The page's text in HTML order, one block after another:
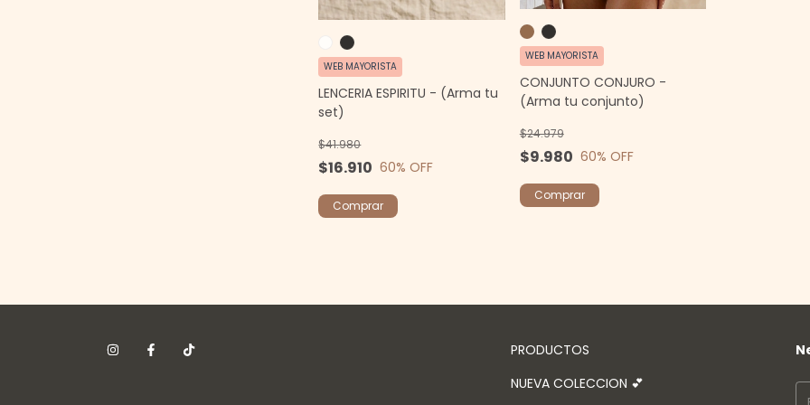
LENCERIA ESPIRITU - (Arma tu
set)
$16.910
$41.980
60% OFF
WEB MAYORISTA
Comprar
CONJUNTO CONJURO -
(Arma tu conjunto)
$9.980
$24.979
60% OFF
WEB MAYORISTA
Comprar
PRODUCTOS
NUEVA COLECCION 💕